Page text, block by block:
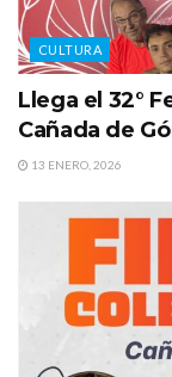
CULTURA
Llega el 32°
Cañada de
13 ENERO, 2026